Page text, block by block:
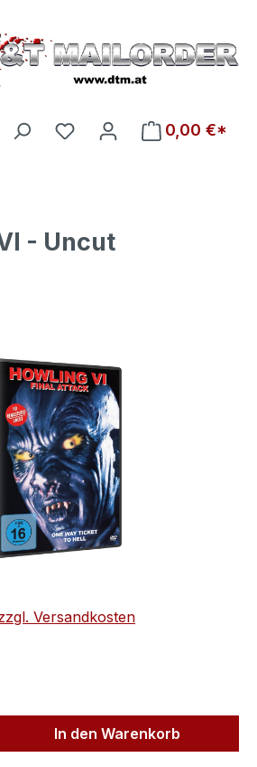
Du hast 0 Produkte auf
0,00 €*
- Uncut
Versandkosten
Gib den
In den Warenkorb